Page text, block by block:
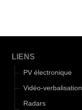
LIENS
PV électronique
Vidéo-verbalisation
Radars